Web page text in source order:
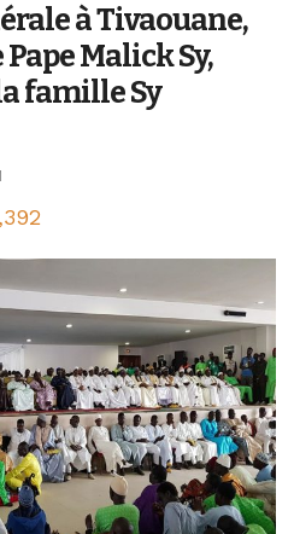
à Tivaouane,
Malick Sy,
famille Sy